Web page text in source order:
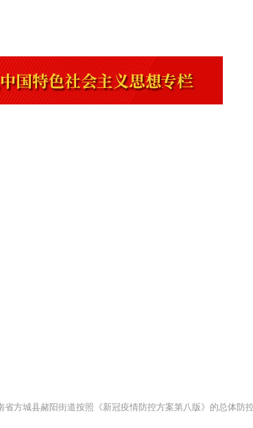
方城县赭阳街道按照《新冠疫情防控方案第八版》的总体